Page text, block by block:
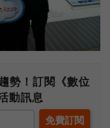
勢！訂閱《數位
動訊息